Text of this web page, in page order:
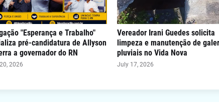
"Esperança e Trabalho"
pré-candidatura de Allyson
a governador do RN
2026
Vereador Irani Guedes solicita
limpeza e manutenção de
pluviais no Vida Nova
July 17, 2026